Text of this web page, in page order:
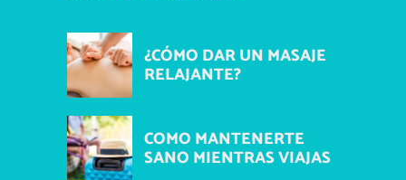
¿CÓMO DAR UN MASAJE
RELAJANTE?
COMO MANTENERTE
SANO MIENTRAS VIAJAS